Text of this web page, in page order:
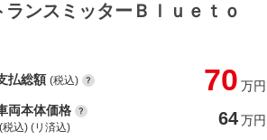
スミッターＢｌｕｅｔｏ
払総額 (税込) 70 万円
両本体価格
(税込) (リ済込) 64万円